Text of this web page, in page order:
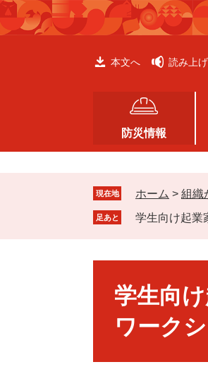
ペ
ー
メ
ニ
本文へ 読み上
防災情報
現在地 ホーム > 組織
足あと 学生向け起業
学生向
ワーク